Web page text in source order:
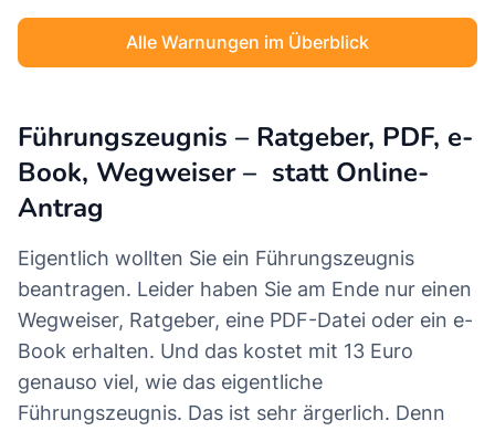
Alle Warnungen im Überblick
Führungszeugnis – Ratgeber, PDF, e-
Book, Wegweiser – statt Online-
Antrag
Eigentlich wollten Sie ein Führungszeugnis
beantragen. Leider haben Sie am Ende nur einen
Wegweiser, Ratgeber, eine PDF-Datei oder ein e-
Book erhalten. Und das kostet mit 13 Euro
genauso viel, wie das eigentliche
Führungszeugnis. Das ist sehr ärgerlich. Denn